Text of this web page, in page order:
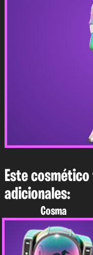
Este
adicionales:
Cosma